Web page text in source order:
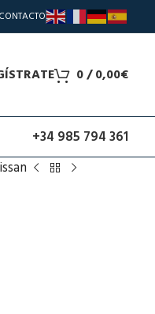
CONTACTO
0/0,00€
+34 985 794 361